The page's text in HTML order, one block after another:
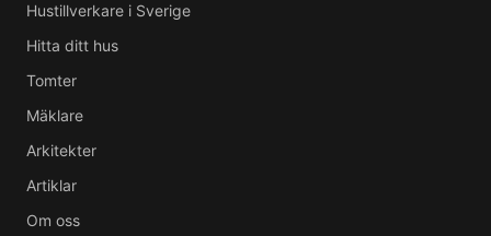
Hustillverkare i Sverige
Hitta ditt hus
Tomter
Mäklare
Arkitekter
Artiklar
Om oss